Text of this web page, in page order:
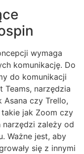
wymaga
komunikację. Do
do komunikacji
narzędzia
Asana czy Trello,
jak Zoom czy
zależy od
Ważne jest, aby
się z innymi